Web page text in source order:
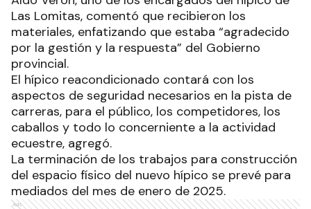
Las Lomitas, comentó que recibieron los
materiales, enfatizando que estaba “agradecido
por la gestión y la respuesta” del Gobierno
provincial.
El hípico reacondicionado contará con los
aspectos de seguridad necesarios en la pista de
carreras, para el público, los competidores, los
caballos y todo lo concerniente a la actividad
ecuestre, agregó.
La terminación de los trabajos para construcción
del espacio físico del nuevo hípico se prevé para
mediados del mes de enero de 2025.
Ads